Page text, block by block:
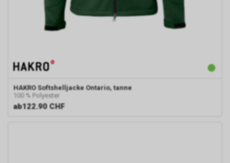
HAKRO Softshelljacke Ontario, tanne
100 % Polyester
ab122.90 CHF